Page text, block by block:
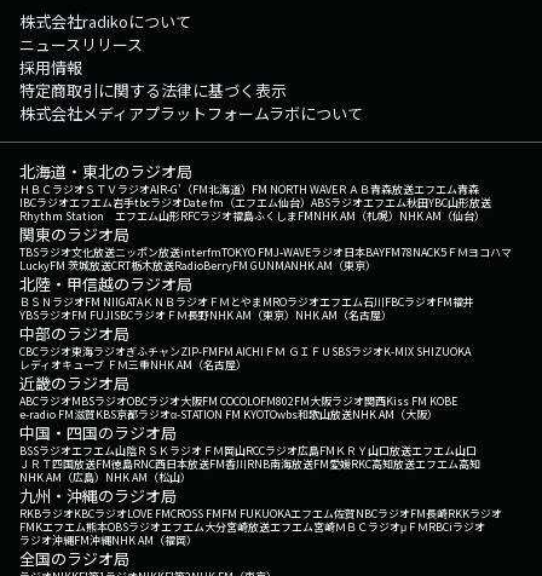
株式会社radikoについて
ニュースリリース
採用情報
特定商取引に関する法律に基づく表示
株式会社メディアプラットフォームラボについて
北海道・東北のラジオ局
ＨＢＣラジオＳＴＶラジオAIR-G'（FM北海道） FM NORTH WAVEＲＡＢ青森放送エフエム青森
IBCラジオエフエム岩手tbcラジオDate fm（エフエム仙台） ABSラジオエフエム秋田YBC山形放送
Rhythm Station エフエム山形RFCラジオ福島ふくしまFMNHK AM（札幌） NHK AM（仙台）
関東のラジオ局
TBSラジオ文化放送ニッポン放送interfmTOKYO FMJ-WAVEラジオ日本BAYFM78NACK5 ＦＭヨコハマ
LuckyFM 茨城放送CRT栃木放送RadioBerryFM GUNMANHK AM（東京）
北陸・甲信越のラジオ局
ＢＳＮラジオFM NIIGATAＫＮＢラジオ ＦＭとやまMROラジオエフエム石川FBCラジオFM福井
YBSラジオFM FUJISBCラジオ ＦＭ長野NHK AM（東京） NHK AM（名古屋）
中部のラジオ局
CBCラジオ東海ラジオぎふチャンZIP-FMFM AICHI ＦＭ ＧＩＦＵ SBSラジオK-MIX SHIZUOKA
レディオキューブ ＦＭ三重NHK AM（名古屋）
近畿のラジオ局
ABCラジオMBSラジオOBCラジオ大阪FM COCOLOFM802FM大阪ラジオ関西Kiss FM KOBE
e-radio FM滋賀KBS京都ラジオα-STATION FM KYOTOwbs和歌山放送NHK AM（大阪）
中国・四国のラジオ局
BSSラジオエフエム山陰ＲＳＫラジオ ＦＭ岡山RCCラジオ広島FM ＫＲＹ山口放送エフエム山口
ＪＲＴ四国放送FM徳島RNC西日本放送FM香川RNB南海放送FM愛媛RKC高知放送エフエム高知
NHK AM（広島） NHK AM（松山）
九州・沖縄のラジオ局
RKBラジオKBCラジオLOVE FMCROSS FMFM FUKUOKAエフエム佐賀NBCラジオFM長崎RKKラジオ
FMKエフエム熊本OBSラジオエフエム大分宮崎放送エフエム宮崎ＭＢＣラジオμＦＭRBCiラジオ
ラジオ沖縄FM沖縄NHK AM（福岡）
全国のラジオ局